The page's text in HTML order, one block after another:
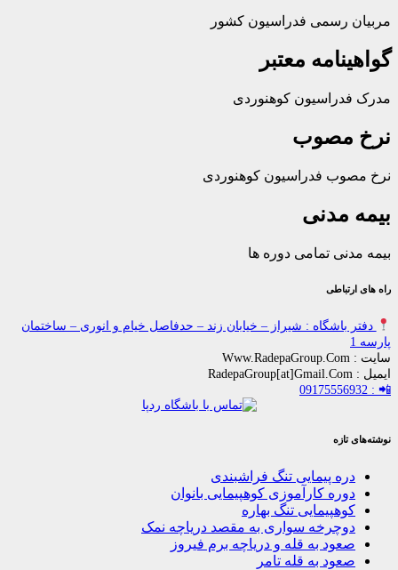
رسمی فدراسیون کشور
معتبر
کوهنوردی
فدراسیون کوهنوردی
تمامی دوره ها
: شیراز – خیابان زند – حدفاصل خیام و انوری – ساختمان
پیمایی تنگ فراشبندی
کارآموزی کوهپیمایی بانوان
تنگ بهاره
سواری به مقصد دریاچه نمک
به قله و دریاچه برم فیروز
به قله تامر